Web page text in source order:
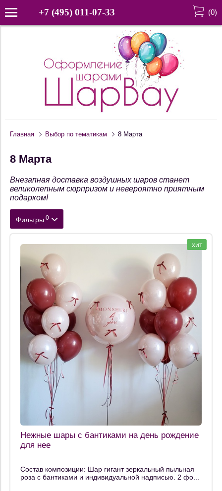
+7 (495) 011-07-33 (0)
Главная Выбор по тематикам 8 Марта
8 Марта
Внезапная доставка воздушных шаров станет
великолепным сюрпризом и невероятно приятным
подарком!
Фильтры 0
Размер
Форма
Наполнение
Материал
Обработка
Тип шара
Производитель
хит
Нежные шары с бантиками на день рождение
для нее
Состав композиции: Шар гигант зеркальный пыльная
роза с бантиками и индивидуальной надписью. 2 фо...